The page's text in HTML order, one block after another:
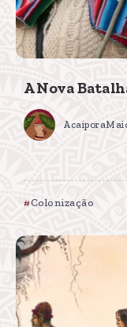
A Nova
Acaipora
Colonização